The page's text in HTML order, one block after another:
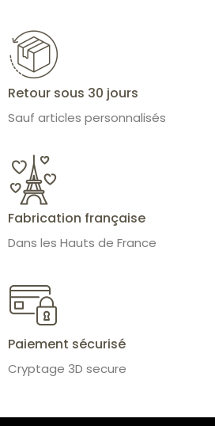
Retour sous 30 jours
Sauf articles personnalisés
Fabrication française
Dans les Hauts de France
Paiement sécurisé
Cryptage 3D secure